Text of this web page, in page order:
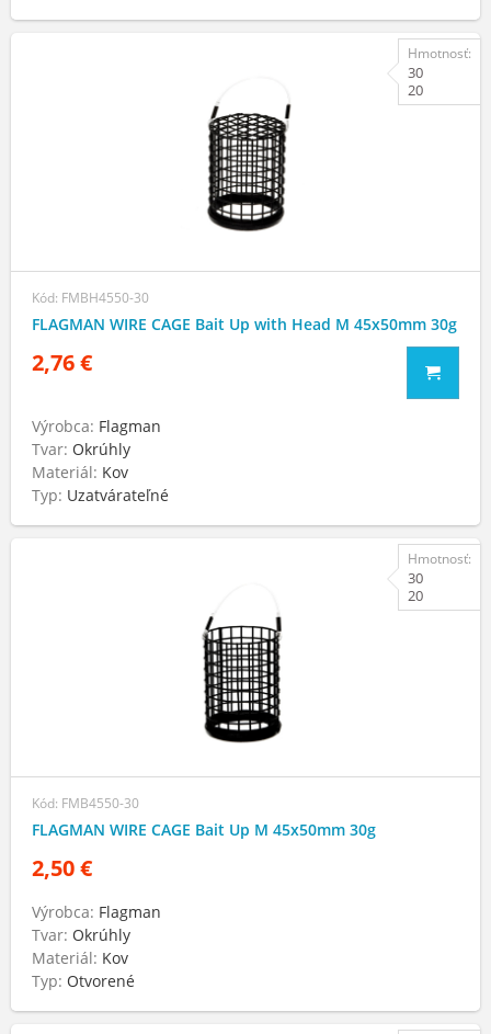
Kód: FMBH4550-30
FLAGMAN WIRE CAGE Bait Up with Head M 45x50mm 30g
2,76 €
Výrobca: Flagman
Tvar: Okrúhly
Materiál: Kov
Typ: Uzatvárateľné
Hmotnosť:
30
20
Kód: FMB4550-30
FLAGMAN WIRE CAGE Bait Up M 45x50mm 30g
2,50 €
Výrobca: Flagman
Tvar: Okrúhly
Materiál: Kov
Typ: Otvorené
Hmotnosť:
30
20